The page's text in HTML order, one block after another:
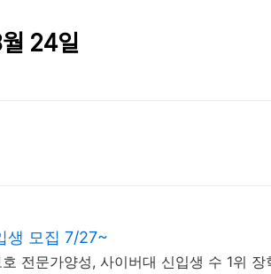
24일
생 모집 7/27~
전문가양성, 사이버대 신입생 수 1위 장